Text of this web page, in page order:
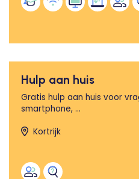
Hulp aan huis
Gratis hulp aan huis voor
smartphone, ...
Kortrijk